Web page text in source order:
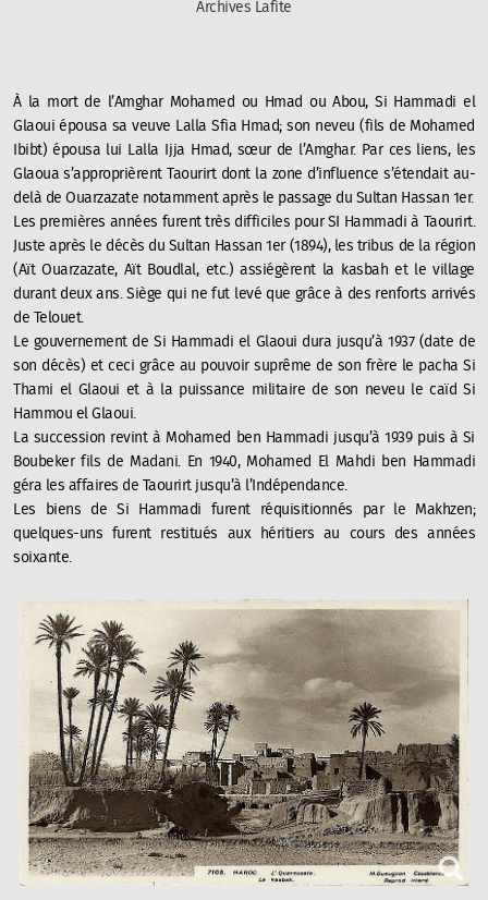
Archives Lafite
À la mort de l’Amghar Mohamed ou Hmad ou Abou, Si Hammadi el
Glaoui épousa sa veuve Lalla Sfia Hmad; son neveu (fils de Mohamed
Ibibt) épousa lui Lalla Ijja Hmad, sœur de l’Amghar. Par ces liens, les
Glaoua s’approprièrent Taourirt dont la zone d’influence s’étendait au-
delà de Ouarzazate notamment après le passage du Sultan Hassan 1er.
Les premières années furent très difficiles pour SI Hammadi à Taourirt.
Juste après le décès du Sultan Hassan 1er (1894), les tribus de la région
(Aït Ouarzazate, Aït Boudlal, etc.) assiégèrent la kasbah et le village
durant deux ans. Siège qui ne fut levé que grâce à des renforts arrivés
de Telouet.
Le gouvernement de Si Hammadi el Glaoui dura jusqu’à 1937 (date de
son décès) et ceci grâce au pouvoir suprême de son frère le pacha Si
Thami el Glaoui et à la puissance militaire de son neveu le caïd Si
Hammou el Glaoui.
La succession revint à Mohamed ben Hammadi jusqu’à 1939 puis à Si
Boubeker fils de Madani. En 1940, Mohamed El Mahdi ben Hammadi
géra les affaires de Taourirt jusqu’à l’Indépendance.
Les biens de Si Hammadi furent réquisitionnés par le Makhzen;
quelques-uns furent restitués aux héritiers au cours des années
soixante.